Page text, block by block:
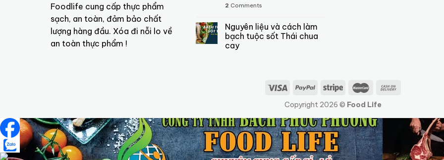
Foodlife cung cấp thực phẩm
sạch, an toàn, đảm bảo chất
lượng hàng đầu. Xóa đi nỗi lo về
an toàn thực phẩm !
2 Comments
Nguyên liệu và cách làm
bạch tuộc sốt Thái chua
cay
Copyright 2026 © Food Life